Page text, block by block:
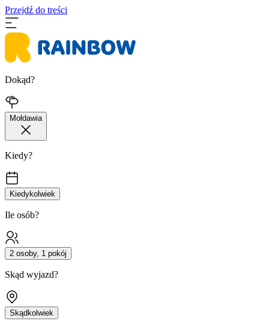
Przejdź do treści
Dokąd?
Mołdawia
Kiedy?
Kiedykolwiek
Ile osób?
2 osoby, 1 pokój
Skąd wyjazd?
Skądkolwiek